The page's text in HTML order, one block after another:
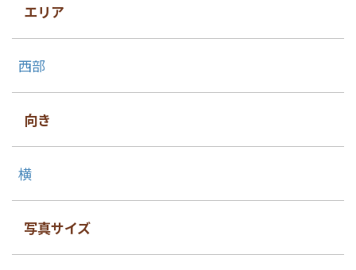
エリア
西部
向き
横
写真サイズ